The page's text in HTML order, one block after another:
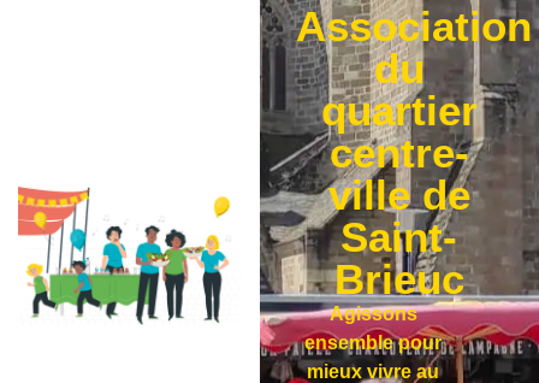
Association
du
quartier
centre-
ville de
Saint-
Brieuc
Agissons
ensemble pour
mieux vivre au